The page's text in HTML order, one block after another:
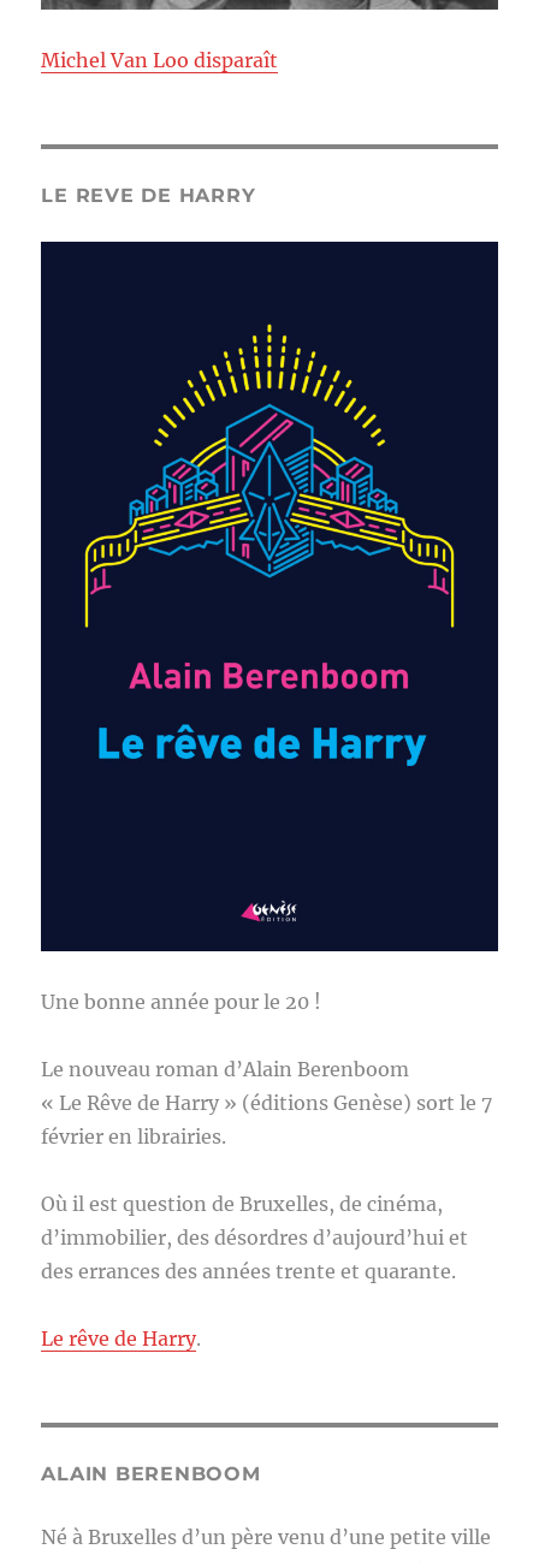
Michel Van Loo disparaît
LE REVE DE HARRY
Une bonne année pour le 20 !
Le nouveau roman d’Alain Berenboom
« Le Rêve de Harry » (éditions Genèse) sort le 7
février en librairies.
Où il est question de Bruxelles, de cinéma,
d’immobilier, des désordres d’aujourd’hui et
des errances des années trente et quarante.
Le rêve de Harry.
ALAIN BERENBOOM
Né à Bruxelles d’un père venu d’une petite ville